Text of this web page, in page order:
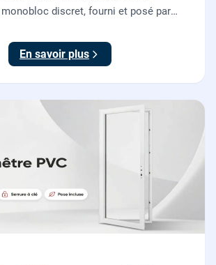
discret, fourni et posé par
En savoir plus